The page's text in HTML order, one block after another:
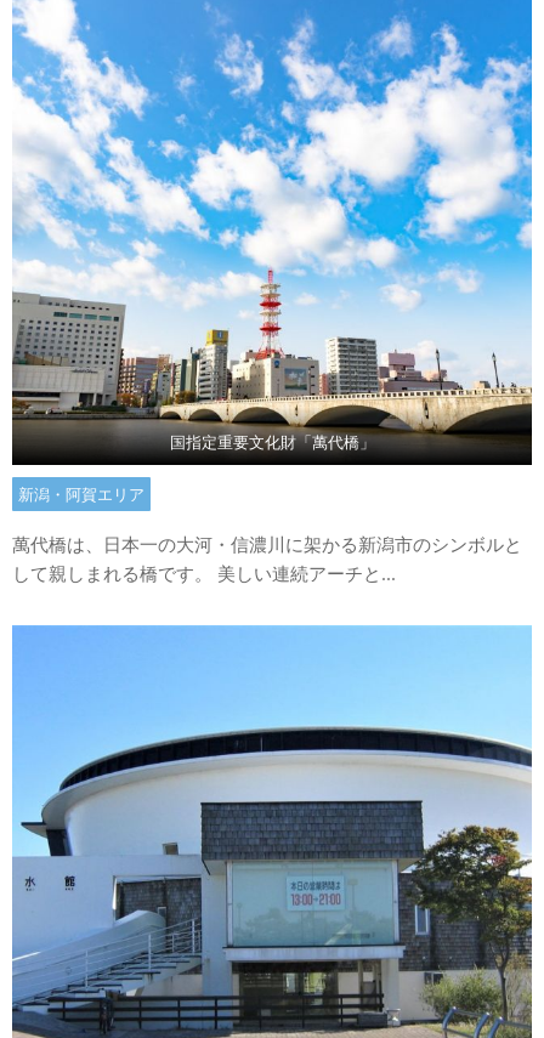
国指定重要文化財「萬代橋」
新潟・阿賀エリア
萬代橋は、日本一の大河・信濃川に架かる新潟市のシンボルと
して親しまれる橋です。 美しい連続アーチと...